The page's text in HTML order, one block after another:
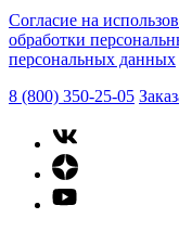
Согласие на
обработки
персональных данных
8 (800) 350-25-05